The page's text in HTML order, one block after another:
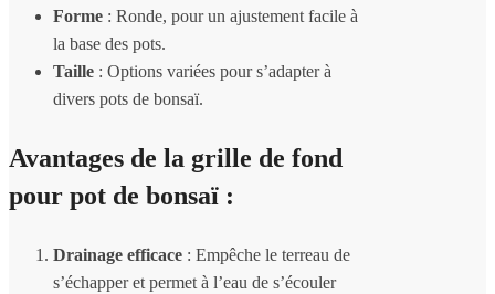
Forme : Ronde, pour un ajustement facile à
la base des pots.
Taille : Options variées pour s’adapter à
divers pots de bonsaï.
Avantages de la grille de fond
pour pot de bonsaï :
Drainage efficace : Empêche le terreau de
s’échapper et permet à l’eau de s’écouler